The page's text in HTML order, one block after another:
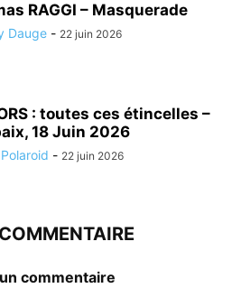
RAGGI – Masquerade
Dauge - 22 juin 2026
: toutes ces étincelles –
18 Juin 2026
- 22 juin 2026
commentaire